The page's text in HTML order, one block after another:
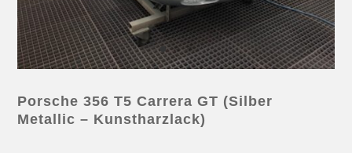
Porsche 356 T5 Carrera GT (Silber
Metallic – Kunstharzlack)